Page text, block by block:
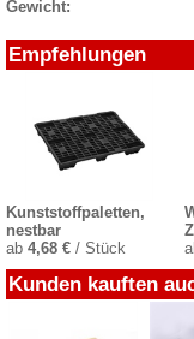
Gewicht:
Empfehlungen
Kunststoffpaletten,
nestbar
ab 4,68 € / Stück
Kunden kauften